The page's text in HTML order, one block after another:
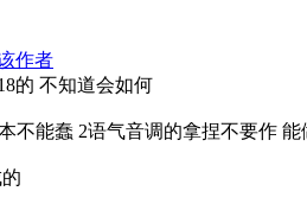
作者
的 不知道会如何
不能蠢 2语气音调的拿捏不要作